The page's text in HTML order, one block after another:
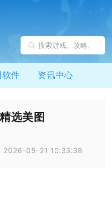
软件 资讯中心
选美图
2026-05-21 10:33:38